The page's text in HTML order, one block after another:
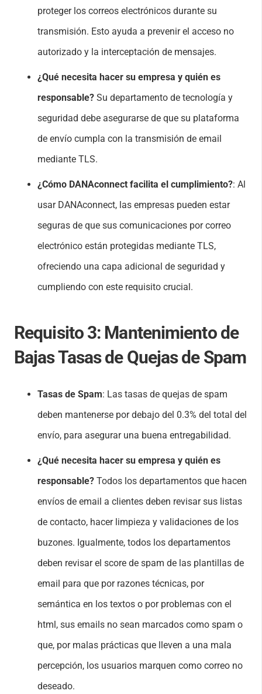
proteger los correos electrónicos durante su
transmisión. Esto ayuda a prevenir el acceso no
autorizado y la interceptación de mensajes.
¿Qué necesita hacer su empresa y quién es
responsable? Su departamento de tecnología y
seguridad debe asegurarse de que su plataforma
de envío cumpla con la transmisión de email
mediante TLS.
¿Cómo DANAconnect facilita el cumplimiento?: Al
usar DANAconnect, las empresas pueden estar
seguras de que sus comunicaciones por correo
electrónico están protegidas mediante TLS,
ofreciendo una capa adicional de seguridad y
cumpliendo con este requisito crucial.
Requisito 3: Mantenimiento de
Bajas Tasas de Quejas de Spam
Tasas de Spam: Las tasas de quejas de spam
deben mantenerse por debajo del 0.3% del total del
envío, para asegurar una buena entregabilidad.
¿Qué necesita hacer su empresa y quién es
responsable? Todos los departamentos que hacen
envíos de email a clientes deben revisar sus listas
de contacto, hacer limpieza y validaciones de los
buzones. Igualmente, todos los departamentos
deben revisar el score de spam de las plantillas de
email para que por razones técnicas, por
semántica en los textos o por problemas con el
html, sus emails no sean marcados como spam o
que, por malas prácticas que lleven a una mala
percepción, los usuarios marquen como correo no
deseado.